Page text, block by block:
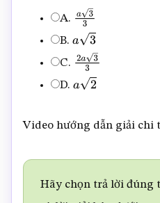
A. 33
B. a 3
C.
3
D. a 2
Video hướng dẫn giải chi
Hãy chọn trả lời đúng